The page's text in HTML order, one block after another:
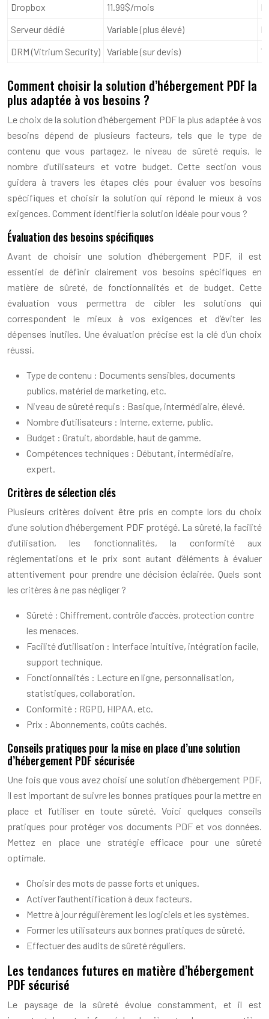
Dropbox
11.99$/mois
Serveur dédié
Variable (plus élevé)
DRM (Vitrium Security) Variable (sur devis)
Comment choisir la solution d’hébergement PDF la
plus adaptée à vos besoins ?
Le choix de la solution d’hébergement PDF la plus adaptée à vos
besoins dépend de plusieurs facteurs, tels que le type de
contenu que vous partagez, le niveau de sûreté requis, le
nombre d’utilisateurs et votre budget. Cette section vous
guidera à travers les étapes clés pour évaluer vos besoins
spécifiques et choisir la solution qui répond le mieux à vos
exigences. Comment identifier la solution idéale pour vous ?
Évaluation des besoins spécifiques
Avant de choisir une solution d’hébergement PDF, il est
essentiel de définir clairement vos besoins spécifiques en
matière de sûreté, de fonctionnalités et de budget. Cette
évaluation vous permettra de cibler les solutions qui
correspondent le mieux à vos exigences et d’éviter les
dépenses inutiles. Une évaluation précise est la clé d’un choix
réussi.
Type de contenu : Documents sensibles, documents
publics, matériel de marketing, etc.
Niveau de sûreté requis : Basique, intermédiaire, élevé.
Nombre d’utilisateurs : Interne, externe, public.
Budget : Gratuit, abordable, haut de gamme.
Compétences techniques : Débutant, intermédiaire,
expert.
Critères de sélection clés
Plusieurs critères doivent être pris en compte lors du choix
d’une solution d’hébergement PDF protégé. La sûreté, la facilité
d’utilisation, les fonctionnalités, la conformité aux
réglementations et le prix sont autant d’éléments à évaluer
attentivement pour prendre une décision éclairée. Quels sont
les critères à ne pas négliger ?
Sûreté : Chiffrement, contrôle d’accès, protection contre
les menaces.
Facilité d’utilisation : Interface intuitive, intégration facile,
support technique.
Fonctionnalités : Lecture en ligne, personnalisation,
statistiques, collaboration.
Conformité : RGPD, HIPAA, etc.
Prix : Abonnements, coûts cachés.
Conseils pratiques pour la mise en place d’une solution
d’hébergement PDF sécurisée
Une fois que vous avez choisi une solution d’hébergement PDF,
il est important de suivre les bonnes pratiques pour la mettre en
place et l’utiliser en toute sûreté. Voici quelques conseils
pratiques pour protéger vos documents PDF et vos données.
Mettez en place une stratégie efficace pour une sûreté
optimale.
Choisir des mots de passe forts et uniques.
Activer l’authentification à deux facteurs.
Mettre à jour régulièrement les logiciels et les systèmes.
Former les utilisateurs aux bonnes pratiques de sûreté.
Effectuer des audits de sûreté réguliers.
Les tendances futures en matière d’hébergement
PDF sécurisé
Le paysage de la sûreté évolue constamment, et il est